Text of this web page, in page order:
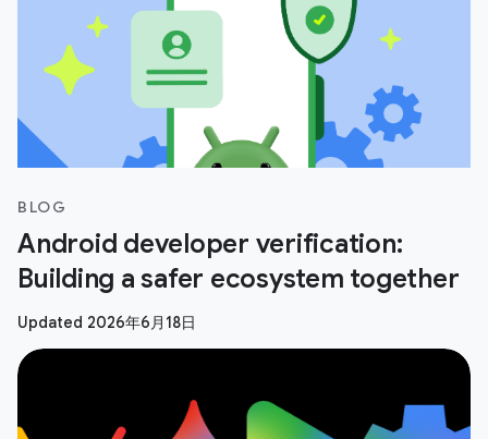
BLOG
Android developer verification:
Building a safer ecosystem together
Updated 2026年6月18日